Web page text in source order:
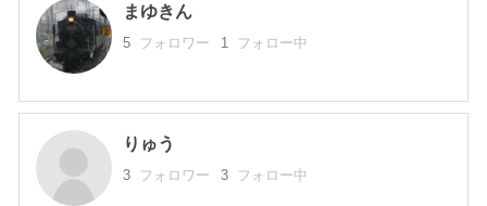
まゆきん
5 フォロワー 1 フォロー中
りゅう
3 フォロワー 3 フォロー中